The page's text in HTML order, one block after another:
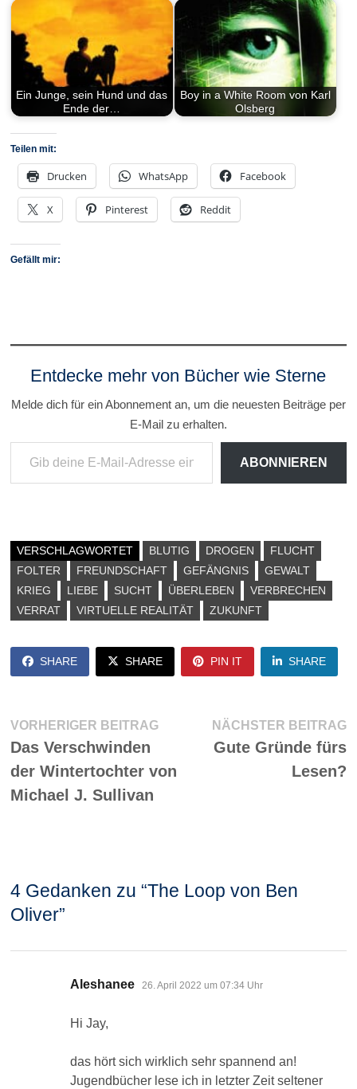
Ein Junge, sein Hund und das
Ende der…
Boy in a White Room von Karl
Olsberg
Teilen mit:
Drucken WhatsApp Facebook
X Pinterest Reddit
Gefällt mir:
Entdecke mehr von Bücher wie Sterne
Melde dich für ein Abonnement an, um die neuesten Beiträge per
E-Mail zu erhalten.
Gib deine E-Mail-Adresse ein ...
ABONNIEREN
VERSCHLAGWORTET BLUTIG DROGEN
FLUCHT
FOLTER
FREUNDSCHAFT GEFÄNGNIS
GEWALT
KRIEG
LIEBE SUCHT ÜBERLEBEN
VERBRECHEN
VERRAT
VIRTUELLE REALITÄT ZUKUNFT
SHARE SHARE PIN IT SHARE
Beitragsnavigation
VORHERIGER BEITRAGVorheriger
Das Verschwinden
der Wintertochter von
Michael J. Sullivan
NÄCHSTER BEITRAG
Gute Gründe fürs
Lesen?
4 Gedanken zu “The Loop von Ben
Oliver”
Aleshanee sagt:
26. April 2022 um 07:34 Uhr
Hi Jay,
das hört sich wirklich sehr spannend an!
Jugendbücher lese ich in letzter Zeit seltener